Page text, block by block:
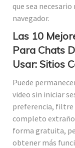
que sea
navegador.
Las 10
Para Chats
Usar: Sitios
Puede
video sin iniciar
preferencia, filtre
completo
forma gratuita,
obtener más